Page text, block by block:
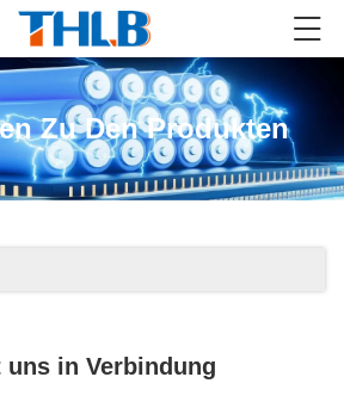
Zu Den Produkten
uns in Verbindung